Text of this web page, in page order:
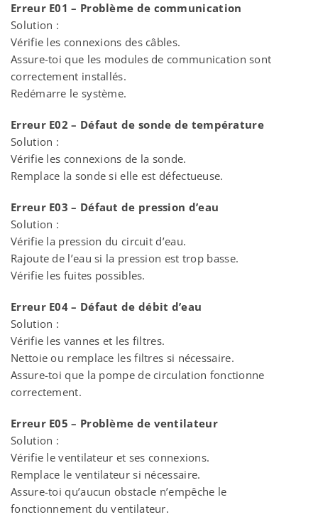
Erreur E01 – Problème de communication
Solution :
Vérifie les connexions des câbles.
Assure-toi que les modules de communication sont
correctement installés.
Redémarre le système.
Erreur E02 – Défaut de sonde de température
Solution :
Vérifie les connexions de la sonde.
Remplace la sonde si elle est défectueuse.
Erreur E03 – Défaut de pression d’eau
Solution :
Vérifie la pression du circuit d’eau.
Rajoute de l’eau si la pression est trop basse.
Vérifie les fuites possibles.
Erreur E04 – Défaut de débit d’eau
Solution :
Vérifie les vannes et les filtres.
Nettoie ou remplace les filtres si nécessaire.
Assure-toi que la pompe de circulation fonctionne
correctement.
Erreur E05 – Problème de ventilateur
Solution :
Vérifie le ventilateur et ses connexions.
Remplace le ventilateur si nécessaire.
Assure-toi qu’aucun obstacle n’empêche le
fonctionnement du ventilateur.